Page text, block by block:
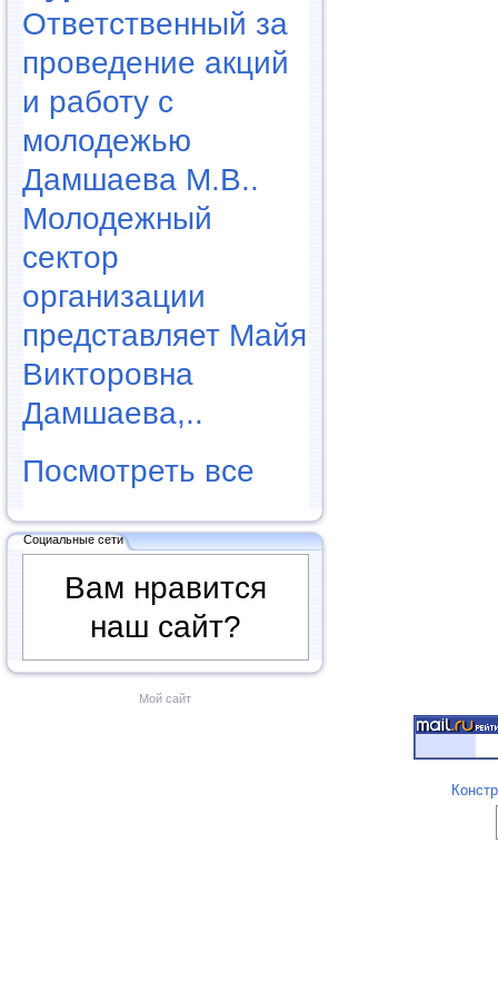
Ответственный за
проведение акций
и работу с
молодежью
Дамшаева М.В..
Молодежный
сектор
организации
представляет Майя
Викторовна
Дамшаева,..
Посмотреть все
Социальные сети
Вам нравится
наш сайт?
Мой сайт